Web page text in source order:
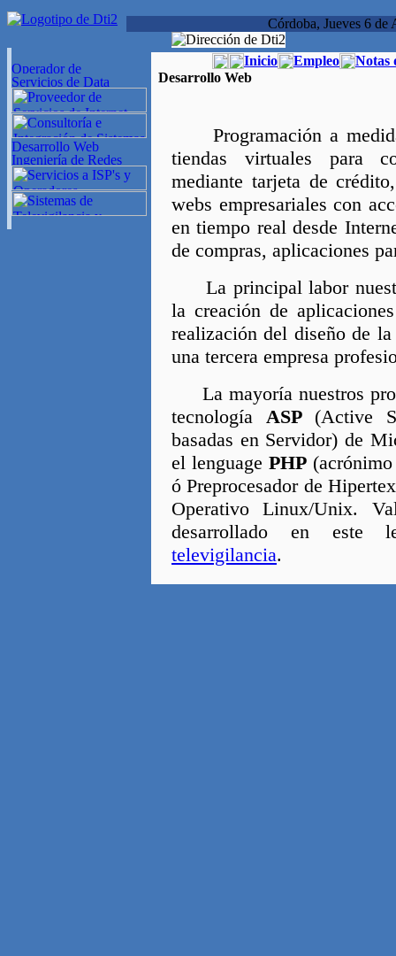
Córdoba, Jueves 6 de
Inicio Empleo
Notas
Desarrollo Web
Programación a medida
tiendas virtuales para
mediante tarjeta de
webs empresariales con
en tiempo real desde
de compras, aplicaciones
La principal labor
la creación de
realización del diseño de
una tercera empresa
La mayoría nuestros
tecnología ASP(Active
basadas en Servidor) de
el lenguage PHP(acrónimo
ó Preprocesador de
Operativo Linux/Unix.
desarrollado en este
televigilancia.